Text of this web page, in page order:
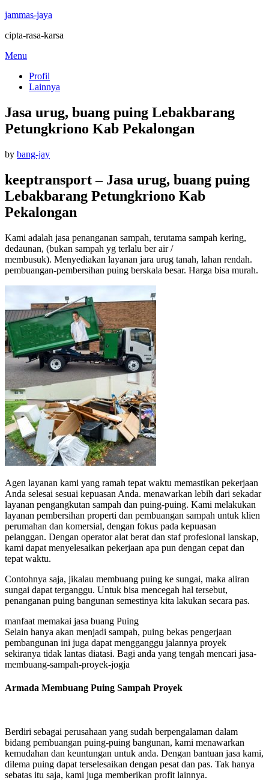
jammas-jaya
cipta-rasa-karsa
Skip
content
Menu
Profil
Lainnya
Jasa urug, buang puing Lebakbarang
Petungkriono Kab Pekalongan
by bang-jayPosted
keeptransport – Jasa urug, buang puing
Lebakbarang Petungkriono Kab
Pekalongan
Kami adalah jasa penanganan sampah, terutama sampah kering,
dedaunan, (bukan sampah yg terlalu ber air /
membusuk). Menyediakan layanan jara urug tanah, lahan rendah.
pembuangan-pembersihan puing berskala besar. Harga bisa murah.
Agen layanan kami yang ramah tepat waktu memastikan pekerjaan
Anda selesai sesuai kepuasan Anda. menawarkan lebih dari sekadar
layanan pengangkutan sampah dan puing-puing. Kami melakukan
layanan pembersihan properti dan pembuangan sampah untuk klien
perumahan dan komersial, dengan fokus pada kepuasan
pelanggan. Dengan operator alat berat dan staf profesional lanskap,
kami dapat menyelesaikan pekerjaan apa pun dengan cepat dan
tepat waktu.
Contohnya saja, jikalau membuang puing ke sungai, maka aliran
sungai dapat terganggu. Untuk bisa mencegah hal tersebut,
penanganan puing bangunan semestinya kita lakukan secara pas.
manfaat memakai jasa buang Puing
Selain hanya akan menjadi sampah, puing bekas pengerjaan
pembangunan ini juga dapat mengganggu jalannya proyek
sekiranya tidak lantas diatasi. Bagi anda yang tengah mencari jasa-
membuang-sampah-proyek-jogja
Armada Membuang Puing Sampah Proyek
Berdiri sebagai perusahaan yang sudah berpengalaman dalam
bidang pembuangan puing-puing bangunan, kami menawarkan
kemudahan dan keuntungan untuk anda. Dengan bantuan jasa kami,
dilema puing dapat terselesaikan dengan pesat dan pas. Tak hanya
sebatas itu saja, kami juga memberikan profit lainnya.